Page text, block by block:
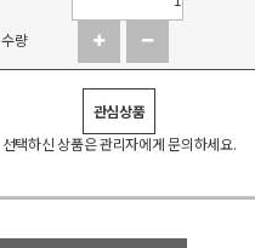
수량
관심상품
선택하신 상품은 관리자에게 문의하세요.